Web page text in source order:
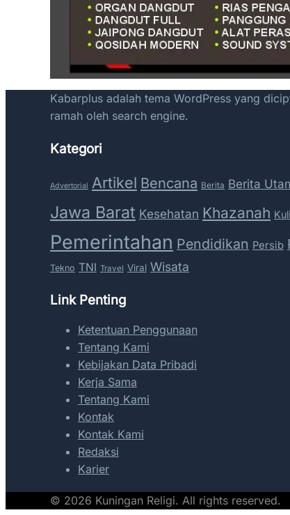
Kabarplus adalah tema WordPress yang
ramah oleh search engine.
Kategori
Advertorial Artikel Bencana Berita Berita
Jawa Barat Kesehatan Khazanah
Pemerintahan Pendidikan Persib
Tekno TNI Travel Viral Wisata
Link Penting
Ketentuan Penggunaan
Tentang Kami
Kebijakan Data Pribadi
Kerja Sama
Tentang Kami
Kontak
Kontak Kami
Redaksi
Karier
© 2026 Kuningan Religi. All rights reserved.